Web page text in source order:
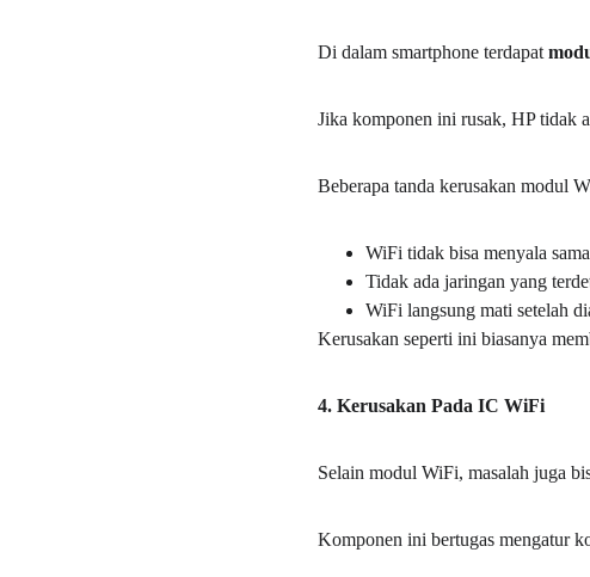
Di dalam smartphone terdapat
Jika komponen ini rusak, HP tidak
Beberapa tanda kerusakan modul
WiFi tidak bisa menyala
Tidak ada jaringan yang
WiFi langsung mati setelah
Kerusakan seperti ini biasanya
4. Kerusakan Pada IC WiFi
Selain modul WiFi, masalah juga
Komponen ini bertugas mengatur